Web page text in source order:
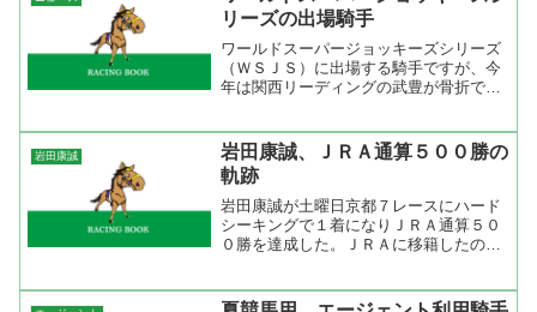
ＪＲＡ入りした岩田康誠、７...
リーズの出場騎手
ワールドスーパージョッキーズシリーズ
（ＷＳＪＳ）に出場する騎手ですが、今
年は関西リーディングの武豊が骨折で欠
することになった。内田博幸は地方時代
に１度出場しているので今...
岩田康誠
岩田康誠、ＪＲＡ通算５００勝の
軌跡
岩田康誠が土曜日京都７レースにハード
シーキングで１着になりＪＲＡ通算５０
０勝を達成した。ＪＲＡに移籍したのが
８年はまだ終わっていないが）で３７６